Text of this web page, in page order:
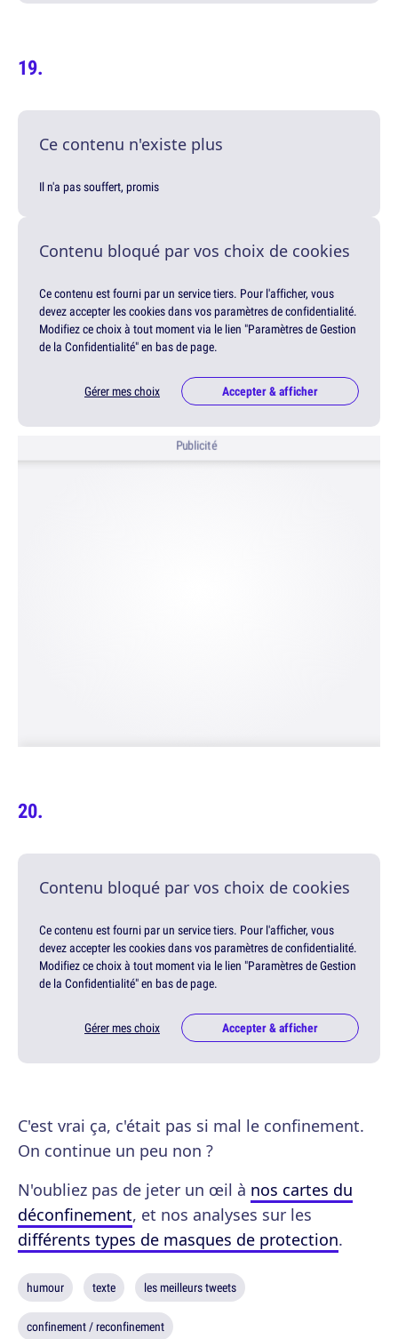
Ce contenu n'existe plus
Il n'a pas souffert, promis
Contenu bloqué par vos choix de cookies
Ce contenu est fourni par un service tiers. Pour l'afficher, vous
devez accepter les cookies dans vos paramètres de confidentialité.
Modifiez ce choix à tout moment via le lien "Paramètres de Gestion
de la Confidentialité" en bas de page.
Gérer mes choix Accepter & afficher
Publicité
Contenu bloqué par vos choix de cookies
Ce contenu est fourni par un service tiers. Pour l'afficher, vous
devez accepter les cookies dans vos paramètres de confidentialité.
Modifiez ce choix à tout moment via le lien "Paramètres de Gestion
de la Confidentialité" en bas de page.
Gérer mes choix Accepter & afficher
C'est vrai ça, c'était pas si mal le confinement.
On continue un peu non ?
N'oubliez pas de jeter un œil à nos cartes du
déconfinement, et nos analyses sur les
différents types de masques de protection.
humour texte les meilleurs tweets
confinement / reconfinement